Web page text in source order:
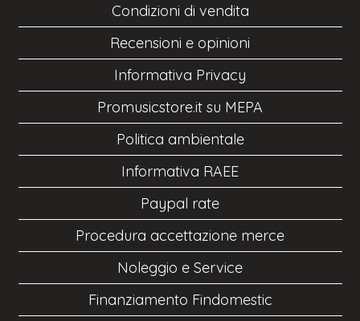
Condizioni di vendita
Recensioni e opinioni
Informativa Privacy
Promusicstore.it su MEPA
Politica ambientale
Informativa RAEE
Paypal rate
Procedura accettazione merce
Noleggio e Service
Finanziamento Findomestic